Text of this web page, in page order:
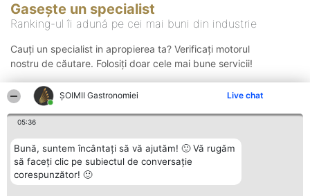
ȘOIMII Gastronomiei Live chat
05:36
Bună, suntem încântați să vă ajutăm! 🙂 Vă rugăm
să faceți clic pe subiectul de conversație
corespunzător! 🙂
Gasește un specialist
Ranking-ul îi adună pe cei mai buni din industrie
Cauți un specialist in apropierea ta? Verificați motorul
nostru de căutare. Folosiți doar cele mai bune servicii!